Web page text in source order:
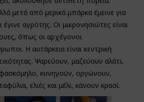
μετά από μερικά μπάρκα έμεινε για
αγρότης. Οι μικρονησιώτες είναι
όπως οι αρχέγονοι
Η αυτάρκεια είναι κεντρική
Ψαρεύουν, μαζεύουν αλάτι,
κυνηγούν, οργώνουν,
ελιές και μέλι, κάνουν κρασί.